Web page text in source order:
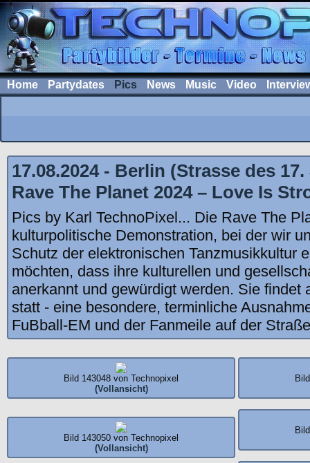
Home Partydates Pics News Music Video
17.08.2024 - Berlin (Strasse des
Rave The Planet 2024 – Love Is
Pics by Karl TechnoPixel... Die Rave The
kulturpolitische Demonstration, bei der wir
Schutz der elektronischen Tanzmusikkultur
möchten, dass ihre kulturellen und
anerkannt und gewürdigt werden. Sie findet
statt - eine besondere, terminliche
FuBball-EM und der Fanmeile auf der
Bild 143048 von Technopixel
(Vollansicht)
Bild 143050 von Technopixel
(Vollansicht)